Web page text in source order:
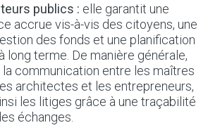
publics : elle garantit une
accrue vis-à-vis des citoyens, une
des fonds et une planification
long terme. De manière générale,
communication entre les maîtres
architectes et les entrepreneurs,
les litiges grâce à une traçabilité
échanges.